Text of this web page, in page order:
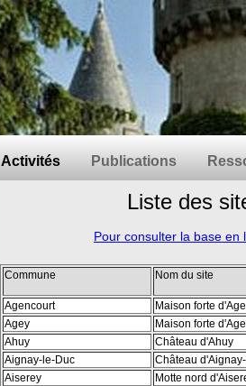
Activités Publications
Liste des
Pour consulter la base en
Commune Nom du site
Agencourt
Maison forte
Agey
Maison forte
Ahuy
Château d'Ahuy
Aignay-le-Duc
Château
Aiserey
Motte nord